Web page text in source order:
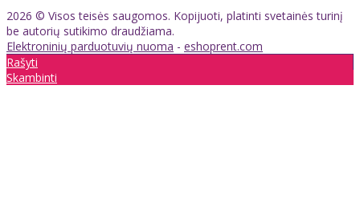
2026 © Visos teisės saugomos. Kopijuoti, platinti svetainės turinį
be autorių sutikimo draudžiama.
Elektroninių parduotuvių nuoma - eshoprent.com
Rašyti
Skambinti